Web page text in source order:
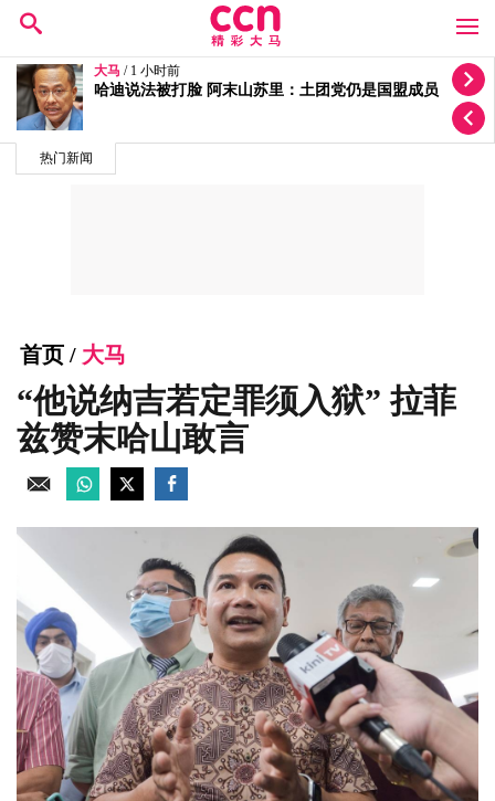
热门新闻
大马 / 4 小时前
法迪拉和依斯迈沙比里入住IJN 首相伉俪探望盼两人早
首页 / 大马
“他说纳吉若定罪须入狱” 拉菲
兹赞末哈山敢言